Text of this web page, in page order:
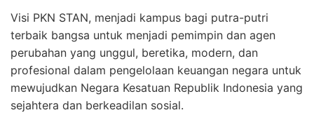
Visi PKN STAN, menjadi kampus bagi putra-putri
terbaik bangsa untuk menjadi pemimpin dan agen
perubahan yang unggul, beretika, modern, dan
profesional dalam pengelolaan keuangan negara untuk
mewujudkan Negara Kesatuan Republik Indonesia yang
sejahtera dan berkeadilan sosial.